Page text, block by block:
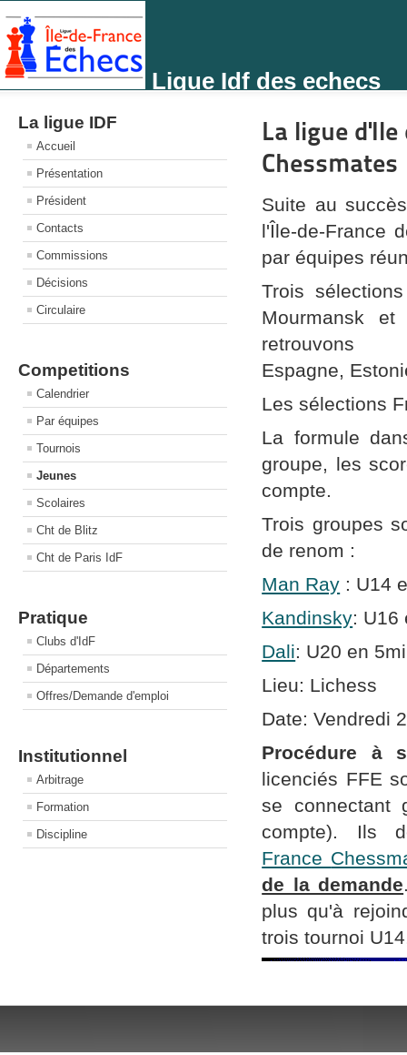
Ligue Idf des echecs
La ligue IDF
Accueil
Présentation
Président
Contacts
Commissions
Décisions
Circulaire
Competitions
Calendrier
Par équipes
Tournois
Jeunes
Scolaires
Cht de Blitz
Cht de Paris IdF
Pratique
Clubs d'IdF
Départements
Offres/Demande d'emploi
Institutionnel
Arbitrage
Formation
Discipline
La ligue
Chessmates
Suite au
l'Île-de-France
par équipes
Trois
Mourmansk
Espagne,
Les sélections
La formule
groupe, les
compte.
Trois groupes
de renom :
Man Ray : U14
Kandinsky: U16
Dali: U20 en
Lieu: Lichess
Date: Vendredi
Procédure à
licenciés FFE
se connectant
compte). Ils
France
de la demande
plus qu'à
trois tournoi